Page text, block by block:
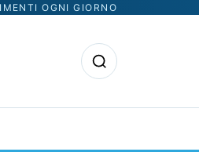
OGNI GIORNO
Apri la ricerca